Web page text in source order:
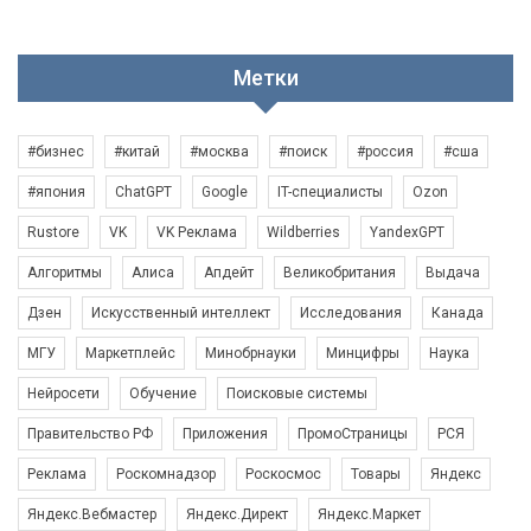
Метки
#бизнес #китай #москва #поиск #россия #сша
#япония ChatGPT Google IT-специалисты Ozon
Rustore VK VK Реклама Wildberries YandexGPT
Алгоритмы Алиса Апдейт Великобритания Выдача
Дзен Искусственный интеллект Исследования Канада
МГУ Маркетплейс Минобрнауки Минцифры Наука
Нейросети Обучение Поисковые системы
Правительство РФ Приложения ПромоСтраницы РСЯ
Реклама Роскомнадзор Роскосмос Товары Яндекс
Яндекс.Вебмастер Яндекс.Директ Яндекс.Маркет